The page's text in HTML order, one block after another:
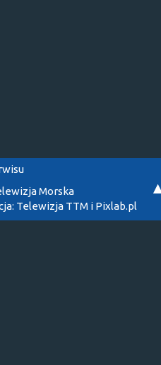
Morska
Telewizja TTM i Pixlab.pl